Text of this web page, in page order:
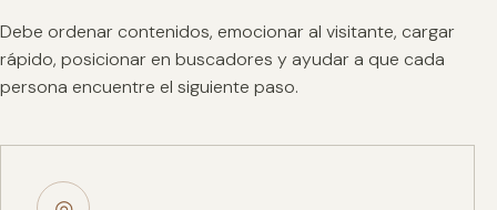
Debe ordenar contenidos, emocionar al visitante, cargar
rápido, posicionar en buscadores y ayudar a que cada
persona encuentre el siguiente paso.